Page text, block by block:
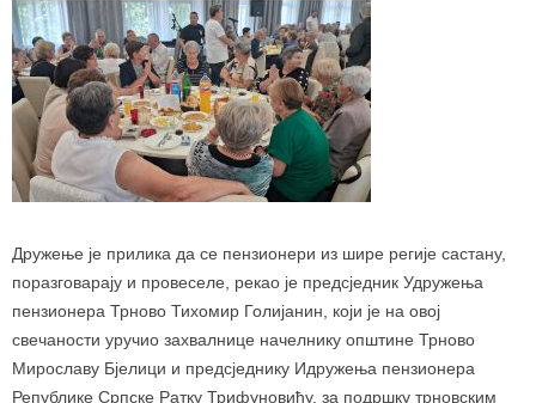
Дружење је прилика да се пензионери из шире регије састану,
поразговарају и провеселе, рекао је предсједник Удружења
пензионера Трново Тихомир Голијанин, који је на овој
свечаности уручио захвалнице начелнику општине Трново
Мирославу Бјелици и предсједнику Идружења пензионера
Републике Српске Ратку Трифуновићу, за подршку трновским